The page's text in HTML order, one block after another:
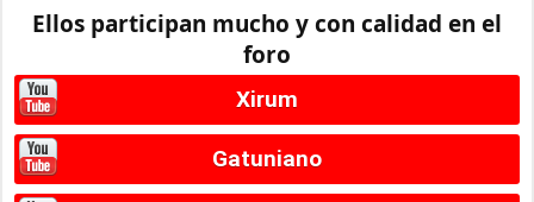
Ellos participan mucho y con calidad en el
foro
Xirum
Gatuniano